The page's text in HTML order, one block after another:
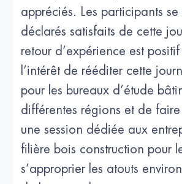
appréciés. Les participants se
déclarés satisfaits de cette
retour d’expérience est
l’intérêt de rééditer cette
pour les bureaux d’étude
différentes régions et de
une session dédiée aux
filière bois construction pour
s’approprier les atouts